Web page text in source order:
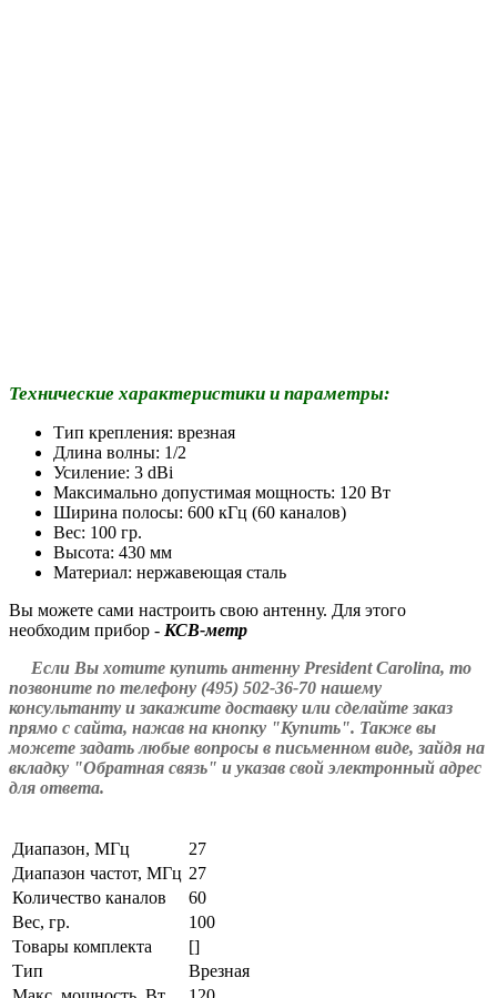
Технические характеристики и параметры:
Тип крепления: врезная
Длина волны: 1/2
Усиление: 3 dBi
Максимально допустимая мощность: 120 Вт
Ширина полосы: 600 кГц (60 каналов)
Вес: 100 гр.
Высота: 430 мм
Материал: нержавеющая сталь
Вы можете сами настроить свою антенну. Для этого
необходим прибор - КСВ-метр
Если Вы хотите купить антенну President Carolina, то
позвоните по телефону (495) 502-36-70 нашему
консультанту и закажите доставку или сделайте заказ
прямо с сайта, нажав на кнопку "Купить". Также вы
можете задать любые вопросы в письменном виде, зайдя на
вкладку "Обратная связь" и указав свой электронный адрес
для ответа.
Диапазон, МГц
27
Диапазон частот, МГц 27
Количество каналов
60
Вес, гр.
100
Товары комплекта
[]
Тип
Врезная